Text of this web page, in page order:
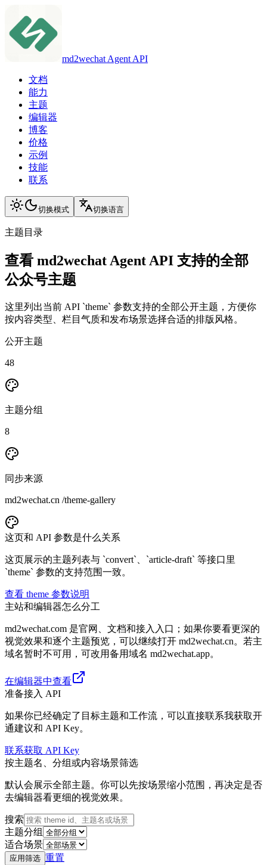
md2wechat Agent API
文档
能力
主题
编辑器
博客
价格
示例
技能
联系
切换模式 切换语言
主题目录
查看 md2wechat Agent API 支持的全部
公众号主题
这里列出当前 API `theme` 参数支持的全部公开主题，方便你
按内容类型、栏目气质和发布场景选择合适的排版风格。
公开主题
48
主题分组
8
同步来源
md2wechat.cn /theme-gallery
这页和 API 参数是什么关系
这页展示的主题列表与 `convert`、`article-draft` 等接口里
`theme` 参数的支持范围一致。
查看 theme 参数说明
主站和编辑器怎么分工
md2wechat.com 是官网、文档和接入入口；如果你要看更深的
视觉效果和逐个主题预览，可以继续打开 md2wechat.cn。若主
域名暂时不可用，可改用备用域名 md2wechat.app。
在编辑器中查看
准备接入 API
如果你已经确定了目标主题和工作流，可以直接联系我获取开
通建议和 API Key。
联系获取 API Key
按主题名、分组或内容场景筛选
默认会展示全部主题。你可以先按场景缩小范围，再决定是否
去编辑器看更细的视觉效果。
搜索
主题分组
适合场景
应用筛选 重置